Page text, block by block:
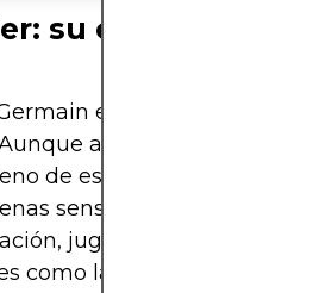
su camino por
en 2016 marcó el
al principio le costó
de estrellas, poco a poco
sensaciones. En la
jugando Champions
como la Ligue 1 y la Copa